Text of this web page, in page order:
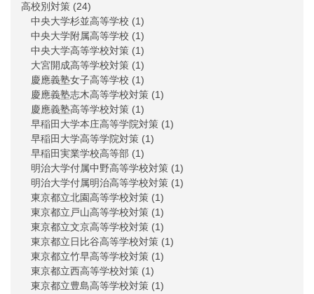
高校別対策 (24)
中央大学杉並高等学校 (1)
中央大学附属高等学校 (1)
中央大学高等学校対策 (1)
大宮開成高等学校対策 (1)
慶應義塾女子高等学校 (1)
慶應義塾志木高等学校対策 (1)
慶應義塾高等学校対策 (1)
早稲田大学本庄高等学院対策 (1)
早稲田大学高等学院対策 (1)
早稲田実業学校高等部 (1)
明治大学付属中野高等学校対策 (1)
明治大学付属明治高等学校対策 (1)
東京都立北園高等学校対策 (1)
東京都立戸山高等学校対策 (1)
東京都立文京高等学校対策 (1)
東京都立日比谷高等学校対策 (1)
東京都立竹早高等学校対策 (1)
東京都立西高等学校対策 (1)
東京都立豊島高等学校対策 (1)